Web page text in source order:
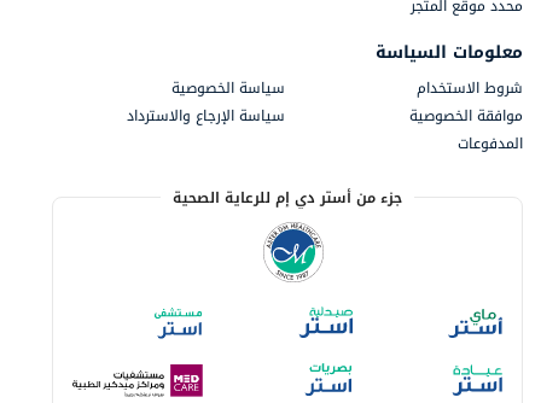
محدد موقع المتجر
معلومات السياسة
شروط الاستخدام
سياسة الخصوصية
موافقة الخصوصية
سياسة الإرجاع والاسترداد
المدفوعات
جزء من أستر دي إم للرعاية الصحية